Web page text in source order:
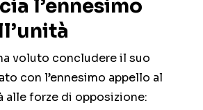
l’ennesimo
voluto concludere il suo
con l’ennesimo appello al
alle forze di opposizione: